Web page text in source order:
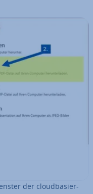
der cloud­ba­sier­